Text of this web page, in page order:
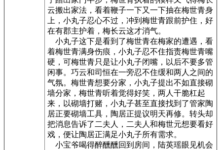
云搬出家法，看着鞭子一下又一下抽在梅世青身
上，小丸子忍心不过，冲到梅世青跟前护住，好
在有郡主护着，梅长云这才消气。
小丸子这下是看到了梅世青在梅家的遭遇，看
着梅世青满身伤痕，小丸子忍不住指责梅世青嘴
硬，可梅世青只是让小丸子闭嘴，以后不要多管
闲事。巧云和司恒在一旁忍不住缓和两人之间的
气氛。梅世青想要分家，小丸子提出不如直接砌
墙分家，梅世青听着觉得好笑，两人干脆杠起
来，以砌墙打赌，小丸子甚至直接找到了管家陶
居正要砌墙工具，陶居正提议明天再修。转头却
把消息告诉了二夫人，二夫人和梅世元想要看好
戏，便让陶居正满足小丸子所有需求。
小宝爷喝得醉醺醺回到房间，陆英瑶眼见机会